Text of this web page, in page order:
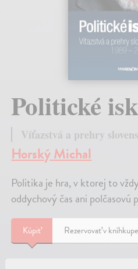
Politické
Víťazstvá a prehry
Horský Michal
Politika je hra, v ktorej to
oddychový čas ani polčasovú
Kúpiť Rezervovať v